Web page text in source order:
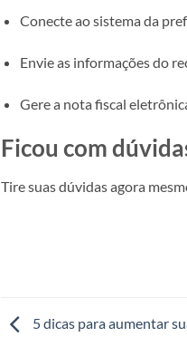
Conecte ao sistema da
Envie as informações do
Gere a nota fiscal
Ficou com
Tire suas dúvidas agora
5 dicas para aumentar